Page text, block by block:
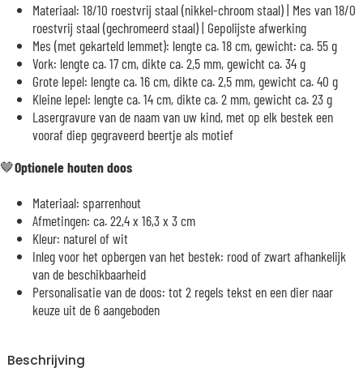
Materiaal: 18/10 roestvrij staal (nikkel-chroom staal) | Mes van 18/0
roestvrij staal (gechromeerd staal) | Gepolijste afwerking
Mes (met gekarteld lemmet): lengte ca. 18 cm, gewicht: ca. 55 g
Vork: lengte ca. 17 cm, dikte ca. 2,5 mm, gewicht ca. 34 g
Grote lepel: lengte ca. 16 cm, dikte ca. 2,5 mm, gewicht ca. 40 g
Kleine lepel: lengte ca. 14 cm, dikte ca. 2 mm, gewicht ca. 23 g
Lasergravure van de naam van uw kind, met op elk bestek een
vooraf diep gegraveerd beertje als motief
🤎Optionele houten doos
Materiaal: sparrenhout
Afmetingen: ca. 22,4 x 16,3 x 3 cm
Kleur: naturel of wit
Inleg voor het opbergen van het bestek: rood of zwart afhankelijk
van de beschikbaarheid
Personalisatie van de doos: tot 2 regels tekst en een dier naar
keuze uit de 6 aangeboden
Beschrijving